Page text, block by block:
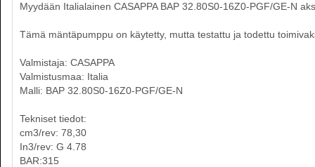
Myydään Italialainen CASAPPA BAP 32.80S0-16Z0-PGF/GE-N
Tämä mäntäpumppu on käytetty, mutta testattu ja todettu
Valmistaja: CASAPPA
Valmistusmaa: Italia
Malli: BAP 32.80S0-16Z0-PGF/GE-N
Tekniset tiedot:
cm3/rev: 78,30
In3/rev: G 4.78
BAR:315